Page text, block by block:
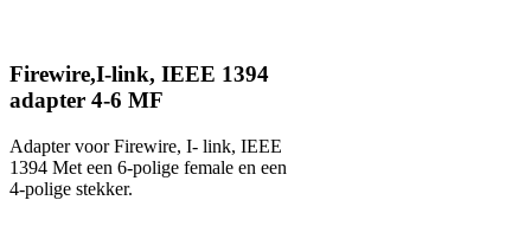
Firewire,I-link, IEEE 1394
adapter 4-6 MF
Adapter voor Firewire, I- link, IEEE
1394 Met een 6-polige female en een
4-polige stekker.